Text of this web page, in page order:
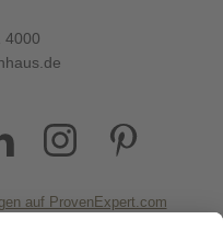
4000
auf ProvenExpert.com